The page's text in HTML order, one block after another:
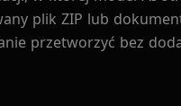
plik ZIP lub
przetworzyć bez